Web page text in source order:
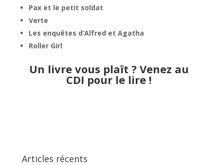
Pax et le petit soldat
Verte
Les enquêtes d’Alfred et Agatha
Roller Girl
Un livre vous plaît ? Venez au
CDI pour le lire !
Articles récents